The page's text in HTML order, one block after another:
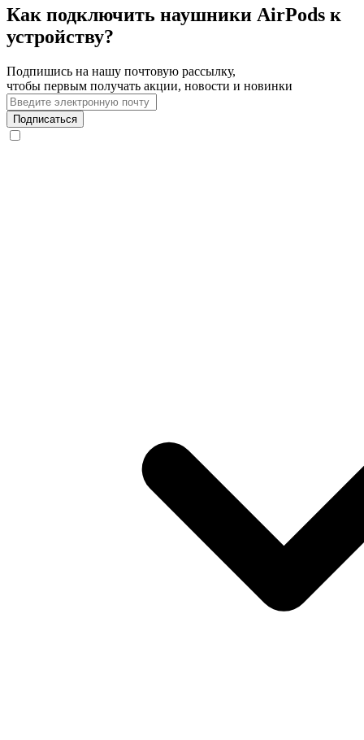
Как подключить наушники AirPods к
устройству?
Подпишись на нашу почтовую рассылку,
чтобы первым получать акции, новости и новинки
Подписаться